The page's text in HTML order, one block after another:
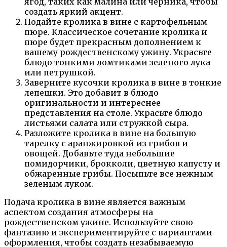
создать яркий акцент.
Подайте кролика в вине с картофельным
пюре. Классическое сочетание кролика и
пюре будет прекрасным дополнением к
вашему рождественскому ужину. Украсьте
блюдо тонкими ломтиками зеленого лука
или петрушкой.
Заверните кусочки кролика в вине в тонкие
лепешки. Это добавит в блюдо
оригинальности и интереснее
представления на столе. Украсьте блюдо
листьями салата или стружкой сыра.
Разложите кролика в вине на большую
тарелку с аранжировкой из грибов и
овощей. Добавьте туда небольшие
помидорчики, брокколи, цветную капусту и
обжаренные грибы. Посыпьте все нежным
зеленым луком.
Подача кролика в вине является важным
аспектом создания атмосферы на
рождественском ужине. Используйте свою
фантазию и экспериментируйте с вариантами
оформления, чтобы создать незабываемую